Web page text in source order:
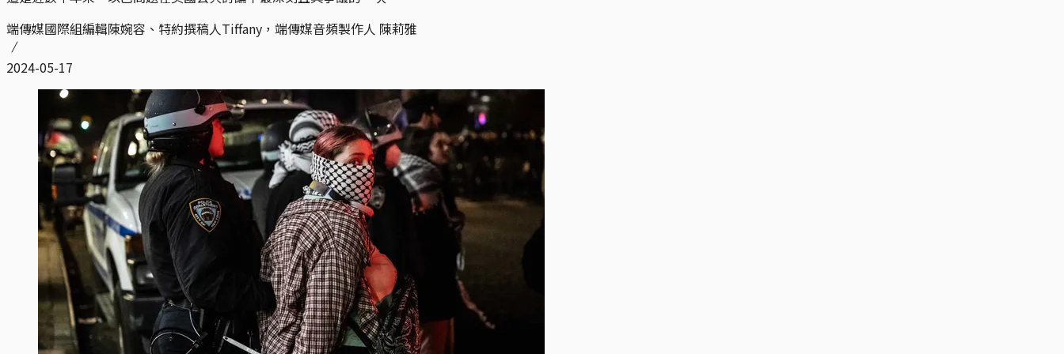
端傳媒國際組編輯陳婉容、特約撰稿人Tiffany，端傳媒音頻製作人 陳莉雅
2024-05-17